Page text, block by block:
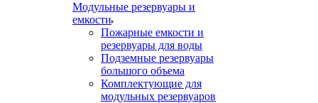
Модульные резервуары и
емкости
Пожарные емкости и
резервуары для воды
Подземные резервуары
большого объема
Комплектующие для
модульных резервуаров